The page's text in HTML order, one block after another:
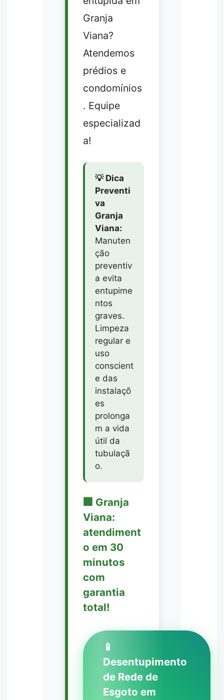
Granja
Viana?
Atendemos
prédios e
condomínios
. Equipe
especializad
a!
💡 Dica
Preventi
va
Granja
Viana:
Manuten
ção
preventiv
a evita
entupime
ntos
graves.
Limpeza
regular e
uso
conscient
e das
instalaçõ
es
prolonga
m a vida
útil da
tubulaçã
o.
🏢 Granja
Viana:
atendiment
o em 30
minutos
com
garantia
total!
📱
Desentupimento
de Rede de
Esgoto em